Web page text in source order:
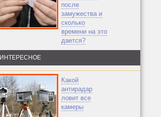
после
замужества и
сколько
времени на это
дается?
ИНТЕРЕСНОЕ
Какой
антирадар
ловит все
камеры